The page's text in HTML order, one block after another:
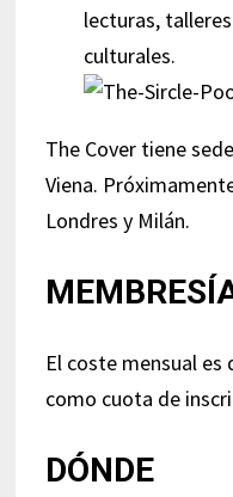
lecturas,
culturales.
The Cover tiene
Viena.
Londres y Milán.
El coste mensual es
como cuota de
DÓNDE